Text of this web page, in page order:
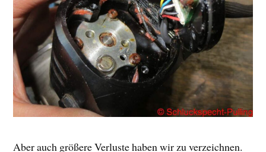
Aber auch größere Verluste haben wir zu verzeichnen.